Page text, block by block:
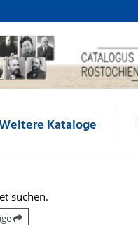
Kataloge
suchen.